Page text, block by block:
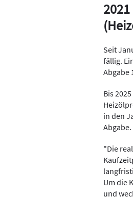
Seit
fällig.
Abgabe
Bis
in den
Abgabe.
"Die
Um die
und